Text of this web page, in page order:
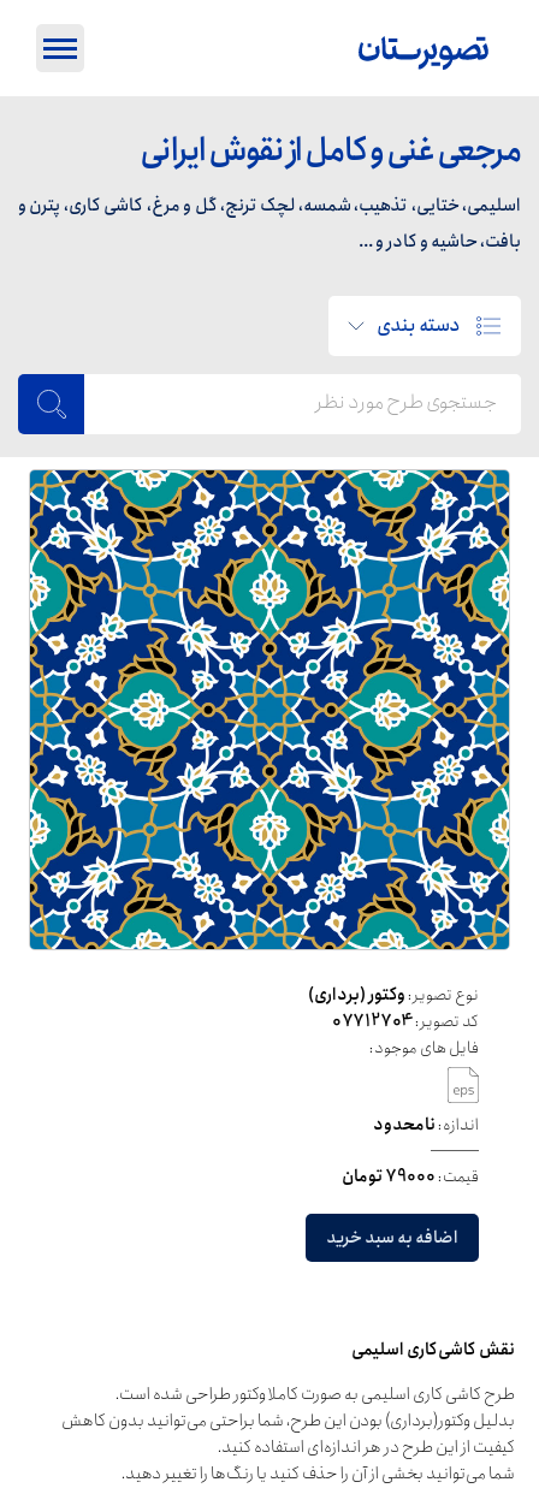
مرجعی غنی و کامل از نقوش ایرانی
اسلیمی، ختایی، تذهیب، شمسه، لچک ترنج، گل و مرغ، کاشی کاری، پترن و
بافت، حاشیه و کادر و ...
دسته بندی
نوع تصویر:وکتور (برداری)
کد تصویر:07712704
فایل های موجود:
اندازه:نامحدود
قیمت:79000 تومان
اضافه به سبد خرید
نقش کاشی‌کاری اسلیمی
طرح کاشی کاری اسلیمی به صورت کاملا وکتور طراحی شده است.
بدلیل وکتور(برداری) بودن این طرح، شما براحتی می‌توانید بدون کاهش
کیفیت از این طرح در هر اندازه‌ای استفاده کنید.
شما می‌توانید بخشی از آن را حذف کنید یا رنگ‌ها را تغییر دهید.